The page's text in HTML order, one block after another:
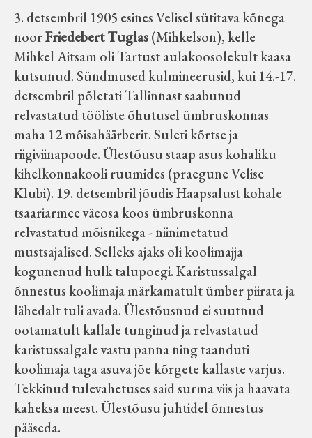
3. detsembril 1905 esines Velisel sütitava kõnega
noorFriedebert Tuglas(Mihkelson), kelle
Mihkel Aitsam oli Tartust aulakoosolekult kaasa
kutsunud. Sündmused kulmineerusid, kui 14.-17.
detsembril põletati Tallinnast saabunud
relvastatud tööliste õhutusel ümbruskonnas
maha 12 mõisahäärberit. Suleti kõrtse ja
riigiviinapoode. Ülestõusu staap asus kohaliku
kihelkonnakooli ruumides (praegune Velise
Klubi). 19. detsembril jõudis Haapsalust kohale
tsaariarmee väeosa koos ümbruskonna
relvastatud mõisnikega - niinimetatud
mustsajalised. Selleks ajaks oli koolimajja
kogunenud hulk talupoegi. Karistussalgal
õnnestus koolimaja märkamatult ümber piirata ja
lähedalt tuli avada. Ülestõusnud ei suutnud
ootamatult kallale tunginud ja relvastatud
karistussalgale vastu panna ning taanduti
koolimaja taga asuva jõe kõrgete kallaste varjus.
Tekkinud tulevahetuses said surma viis ja haavata
kaheksa meest. Ülestõusu juhtidel õnnestus
pääseda.